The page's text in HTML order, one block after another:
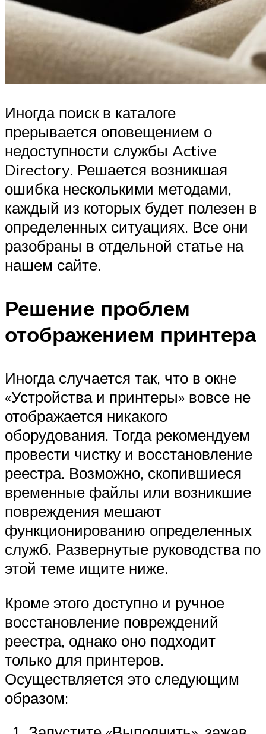
Иногда поиск в каталоге
прерывается оповещением о
недоступности службы Active
Directory. Решается возникшая
ошибка несколькими методами,
каждый из которых будет полезен в
определенных ситуациях. Все они
разобраны в отдельной статье на
нашем сайте.
Решение проблем
отображением принтера
Иногда случается так, что в окне
«Устройства и принтеры» вовсе не
отображается никакого
оборудования. Тогда рекомендуем
провести чистку и восстановление
реестра. Возможно, скопившиеся
временные файлы или возникшие
повреждения мешают
функционированию определенных
служб. Развернутые руководства по
этой теме ищите ниже.
Кроме этого доступно и ручное
восстановление повреждений
реестра, однако оно подходит
только для принтеров.
Осуществляется это следующим
образом: